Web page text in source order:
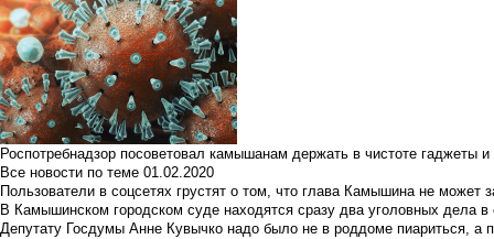
Роспотребнадзор посоветовал камышанам держать в чистоте гаджеты
Все новости по теме 01.02.2020
Пользователи в соцсетях грустят о том, что глава Камышина не может
В Камышинском городском суде находятся сразу два уголовных дела
Депутату Госдумы Анне Кувычко надо было не в роддоме пиариться, а